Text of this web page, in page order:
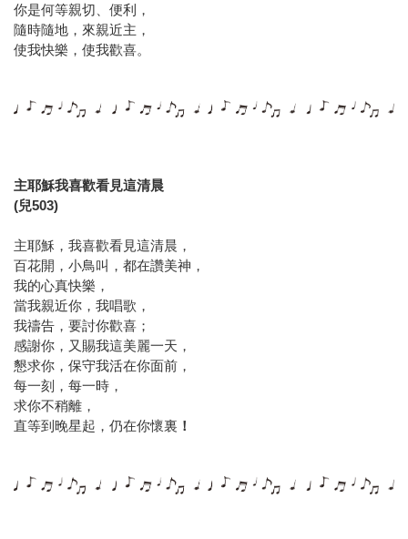
你是何等親切、便利，
隨時隨地，來親近主，
使我快樂，使我歡喜。
主耶穌我喜歡看見這清晨
(兒503)
主耶穌，我喜歡看見這清晨，
百花開，小鳥叫，都在讚美神，
我的心真快樂，
當我親近你，我唱歌，
我禱告，要討你歡喜；
感謝你，又賜我這美麗一天，
懇求你，保守我活在你面前，
每一刻，每一時，
求你不稍離，
直等到晚星起，仍在你懷裏 ！